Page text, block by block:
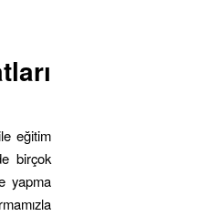
eğitim
birçok
yapma